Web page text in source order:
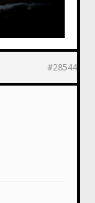
#28544